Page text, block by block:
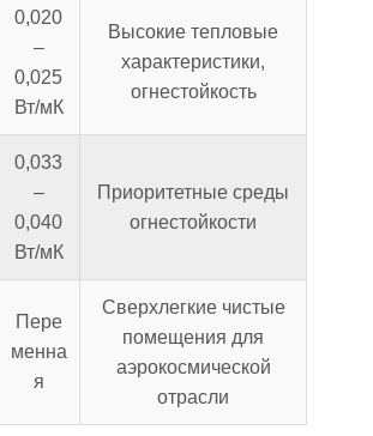
0,020
–
0,025
Вт/мК
Высокие тепловые
характеристики,
огнестойкость
0,033
–
0,040
Вт/мК
Приоритетные среды
огнестойкости
Пере
менна
я
Сверхлегкие чистые
помещения для
аэрокосмической
отрасли